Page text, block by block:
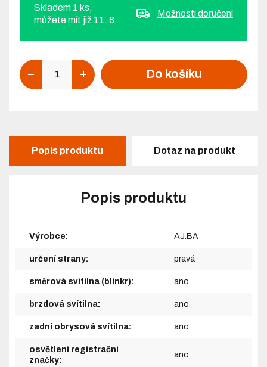
Skladem 1 ks,
můžete mít již 11. 8.
Možnosti doručení
Do košíku
Popis produktu Dotaz na produkt
Popis produktu
Výrobce: AJ.BA
určení strany: pravá
směrová svítilna (blinkr): ano
brzdová svítilna: ano
zadní obrysová svítilna: ano
osvětlení registrační
značky:
ano